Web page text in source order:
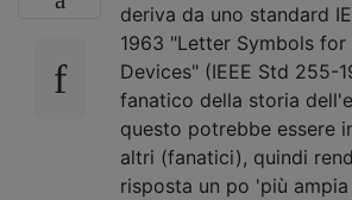
deriva da uno standard
1963 "Letter Symbols
Devices" (IEEE Std 255-
fanatico della storia
questo potrebbe essere
altri (fanatici), quindi
risposta un po 'più